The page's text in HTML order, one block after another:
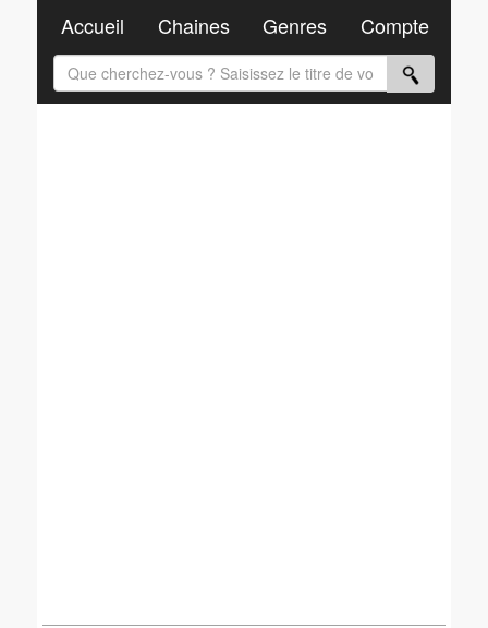
Accueil Chaines Genres Compte